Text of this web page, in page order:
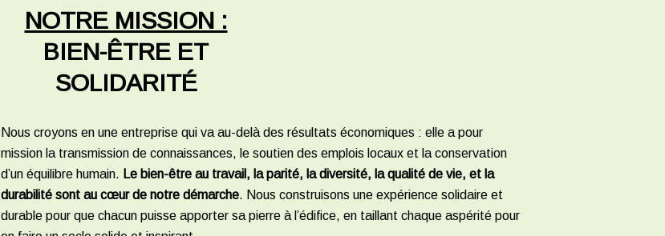
NOTRE MISSION :
BIEN-ÊTRE ET
SOLIDARITÉ
Nous croyons en une entreprise qui va au-delà des résultats économiques : elle a pour
mission la transmission de connaissances, le soutien des emplois locaux et la conservation
d’un équilibre humain. Le bien-être au travail, la parité, la diversité, la qualité de vie, et la
durabilité sont au cœur de notre démarche. Nous construisons une expérience solidaire et
durable pour que chacun puisse apporter sa pierre à l’édifice, en taillant chaque aspérité pour